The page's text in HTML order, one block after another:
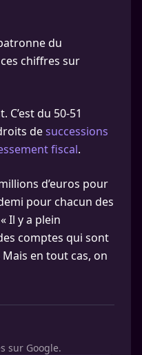
du
chiffres sur
du 50-51
desuccessions
fiscal.
d’euros pour
pour chacun des
Il y a plein
comptes qui sont
en tout cas, on
sur Google.